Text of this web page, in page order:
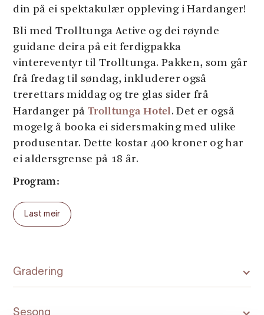
din på ei spektakulær oppleving i Hardanger!
Bli med Trolltunga Active og dei røynde
guidane deira på eit ferdigpakka
vintereventyr til Trolltunga. Pakken, som går
frå fredag til søndag, inkluderer også
trerettars middag og tre glas sider frå
Hardanger på Trolltunga Hotel. Det er også
mogelg å booka ei sidersmaking med ulike
produsentar. Dette kostar 400 kroner og har
ei aldersgrense på 18 år.
Program:
Torsdag: Ankomst. Overnatting er ikkje
inkludert i pakken, men det er mogleg å
ei rekke andre
tilgjengeleg
for booking.
Fredag: Guida overnattingstur til Trolltunga.
Last meir
Gradering
Sesong